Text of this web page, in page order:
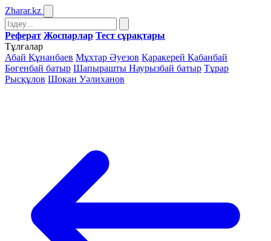
Zharar.kz
Реферат Жоспарлар Тест сұрақтары
Тұлғалар
Абай Құнанбаев Мұхтар Әуезов Қаракерей Қабанбай
Бөгенбай батыр Шапырашты Наурызбай батыр Тұрар
Рысқұлов Шоқан Уәлиханов